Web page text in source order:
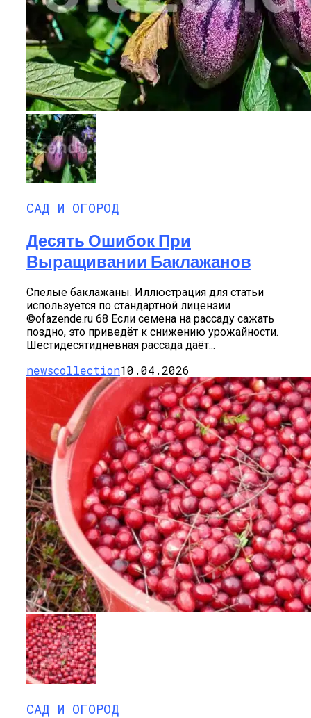
САД И ОГОРОД
Десять Ошибок При
Выращивании Баклажанов
Спелые баклажаны. Иллюстрация для статьи
используется по стандартной лицензии
©ofazende.ru 68 Если семена на рассаду сажать
поздно, это приведёт к снижению урожайности.
Шестидесятидневная рассада даёт...
newscollection10.04.2026
САД И ОГОРОД